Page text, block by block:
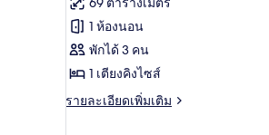
2
เตียง
ห้อง
ซิก
เนเจอร์
สวีท,
1 ห้องนอน
พักได้ 3 คน
1 เตียงคิงไซส์
รายละเอียดเพิ่มเติม
ราย